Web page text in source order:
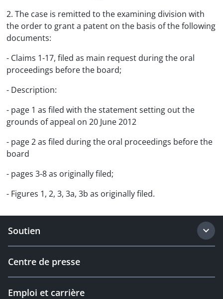
2. The case is remitted to the examining division with
the order to grant a patent on the basis of the following
documents:
- Claims 1-17, filed as main request during the oral
proceedings before the board;
- Description:
- page 1 as filed with the statement setting out the
grounds of appeal on 20 June 2012
- page 2 as filed during the oral proceedings before the
board
- pages 3-8 as originally filed;
- Figures 1, 2, 3, 3a, 3b as originally filed.
Soutien
Centre de presse
Emploi et carrière